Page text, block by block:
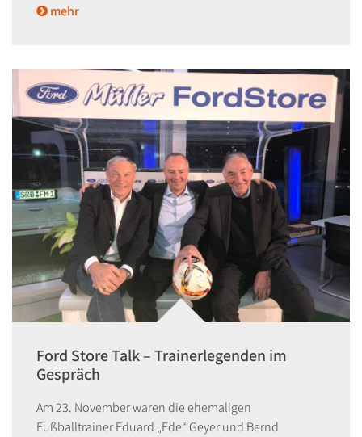
mehr
Ford Store Talk – Trainerlegenden im
Gespräch
Am 23. November waren die ehemaligen
Fußballtrainer Eduard „Ede“ Geyer und Bernd